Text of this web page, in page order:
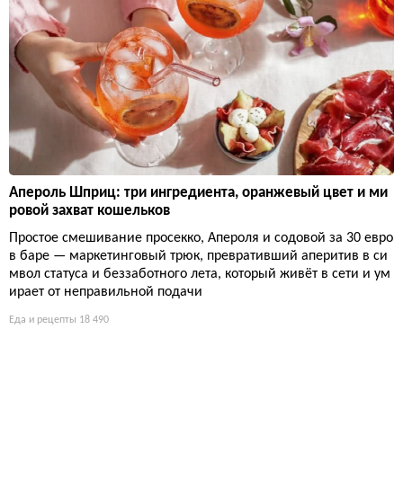
Апероль Шприц: три ингредиента, оранжевый цвет и ми
ровой захват кошельков
Простое смешивание просекко, Апероля и содовой за 30 евро
в баре — маркетинговый трюк, превративший аперитив в си
мвол статуса и беззаботного лета, который живёт в сети и ум
ирает от неправильной подачи
Еда и рецепты 18 490